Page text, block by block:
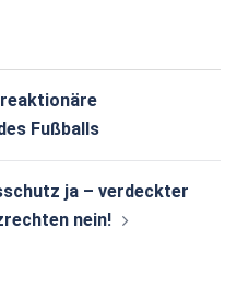
reaktionäre
Fußballs
ja – verdeckter
nein!